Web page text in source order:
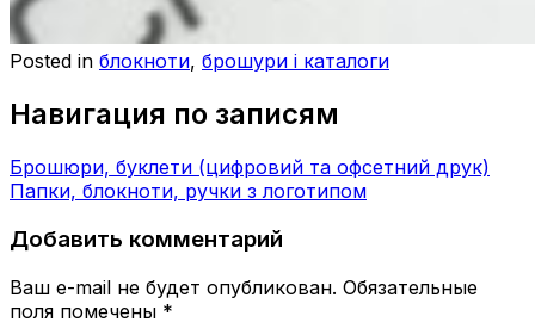
Posted in блокноти, брошури і каталоги
Навигация по записям
Брошюри, буклети (цифровий та офсетний друк)
Папки, блокноти, ручки з логотипом
Добавить комментарий
Ваш e-mail не будет опубликован. Обязательные
поля помечены *